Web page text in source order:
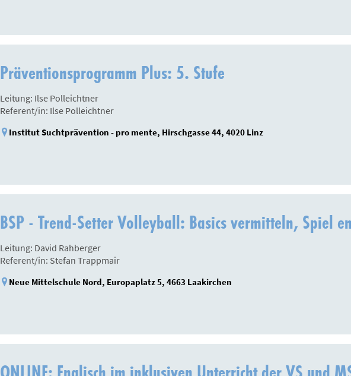
Präventionsprogramm Plus: 5. Stufe
Leitung: Ilse Polleichtner
Referent/in: Ilse Polleichtner
Institut Suchtprävention - pro mente, Hirschgasse 44, 4020 Linz
BSP - Trend-Setter Volleyball: Basics vermitteln, Spiel
Leitung: David Rahberger
Referent/in: Stefan Trappmair
Neue Mittelschule Nord, Europaplatz 5, 4663 Laakirchen